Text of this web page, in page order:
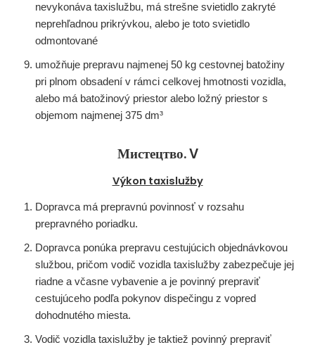
nevykonáva taxislužbu, má strešne svietidlo zakryté
neprehľadnou prikrývkou, alebo je toto svietidlo
odmontované
umožňuje prepravu najmenej 50 kg cestovnej batožiny
pri plnom obsadení v rámci celkovej hmotnosti vozidla,
alebo má batožinový priestor alebo ložný priestor s
objemom najmenej 375 dm³
Мистецтво. V
Výkon taxislužby
Dopravca má prepravnú povinnosť v rozsahu
prepravného poriadku.
Dopravca ponúka prepravu cestujúcich objednávkovou
službou, pričom vodič vozidla taxislužby zabezpečuje jej
riadne a včasne vybavenie a je povinný prepraviť
cestujúceho podľa pokynov dispečingu z vopred
dohodnutého miesta.
Vodič vozidla taxislužby je taktiež povinný prepraviť